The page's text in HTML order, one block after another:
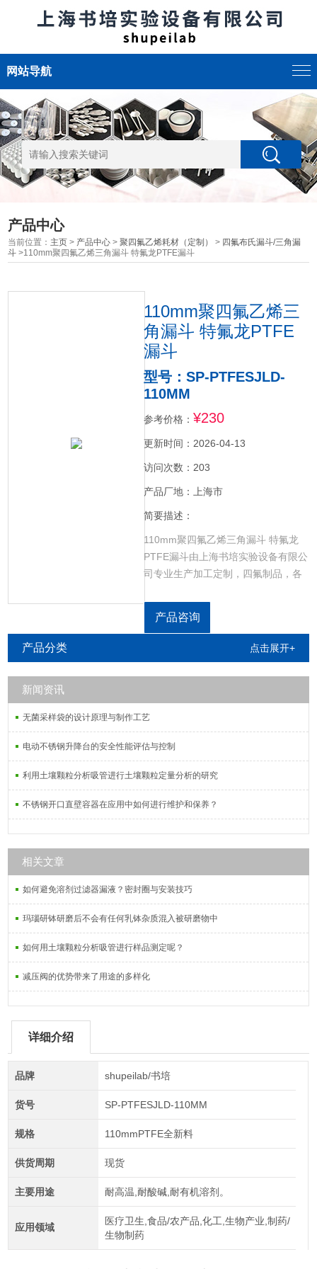
网站导航
产品中心
当前位置： 主页 > 产品中心 >聚四氟乙烯耗材（定制） > 四氟布氏漏斗/三角漏
斗 >110mm聚四氟乙烯三角漏斗 特氟龙PTFE漏斗
110mm聚四氟乙烯三
角漏斗 特氟龙PTFE
漏斗
型号：SP-PTFESJLD-
110MM
参考价格： ¥230
更新时间：2026-04-13
访问次数：203
产品厂地：上海市
简要描述：
110mm聚四氟乙烯三角漏斗 特氟龙
PTFE漏斗由上海书培实验设备有限公
司专业生产加工定制，四氟制品，各
烯坩埚，聚四氟乙烯烧杯，聚四氟乙
烯搅拌桨，聚四氟乙烯容量瓶，聚四
氟乙烯三口烧杯以及各种聚四氟乙烯
高校、科研机构、航空、电子等领
产品咨询
产品分类 点击展开+
新闻资讯
无菌采样袋的设计原理与制作工艺
电动不锈钢升降台的安全性能评估与控制
利用土壤颗粒分析吸管进行土壤颗粒定量分析的研究
不锈钢开口直壁容器在应用中如何进行维护和保养？
相关文章
如何避免溶剂过滤器漏液？密封圈与安装技巧
玛瑙研钵研磨后不会有任何乳钵杂质混入被研磨物中
如何用土壤颗粒分析吸管进行样品测定呢？
减压阀的优势带来了用途的多样化
详细介绍
品牌 shupeilab/书培
货号 SP-PTFESJLD-110MM
规格 110mmPTFE全新料
供货周期 现货
主要用途 耐高温,耐酸碱,耐有机溶剂。
应用领域
医疗卫生,食品/农产品,化工,生物产业,制药/
生物制药